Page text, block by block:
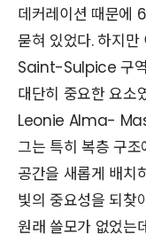
데커레이션 때문에
묻혀 있었다. 하지
Saint-Sulpice 구역
대단히 중요한 요소
Leonie Alma-
그는 특히 복층 구
공간을 새롭게 배치
빛의 중요성을 되찾
원래 쓸모가 없었는